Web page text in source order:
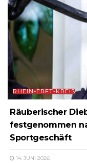
RHEIN-ERFT-KREIS
Räuberischer
festgenommen
Sportgeschäft
14. JUNI 2026